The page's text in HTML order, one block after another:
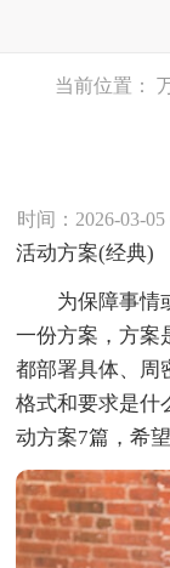
当前位置：
时间：2026-03-05
活动方案(经典)
为保障事情或
一份方案，方案
都部署具体、周
格式和要求是什
动方案7篇，希